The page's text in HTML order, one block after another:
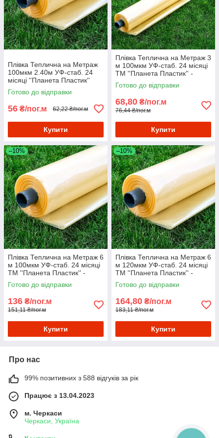
Плівка Теплична на Метраж
100мкм 2.40м УФ-стаб. 24
місяці ''Планета Пластик''
Готово до відправки
56 ₴/пог.м 62,22 ₴/пог.м
Купити
Плівка Теплична на Метраж 3
м 100мкм УФ-стаб. 24 місяці
ТМ ''Планета Пластик'' -
Плівка поліетиленова для
теплиць
Готово до відправки
68,80 ₴/пог.м
76,44 ₴/пог.м
Купити
–10%
Плівка Теплична на Метраж 6
м 100мкм УФ-стаб. 24 місяці
ТМ ''Планета Пластик'' -
Плівка поліетиленова для
теплиць
Готово до відправки
136 ₴/пог.м
151,11 ₴/пог.м
Купити
–10%
Плівка Теплична на Метраж 6
м 120мкм УФ-стаб. 24 місяці
ТМ ''Планета Пластик'' -
Плівка поліетиленова для
теплиць
Готово до відправки
164,80 ₴/пог.м
183,11 ₴/пог.м
Купити
Про нас
99% позитивних з 588 відгуків за рік
Працює з 13.04.2023
м. Черкаси
Черкаси, Україна